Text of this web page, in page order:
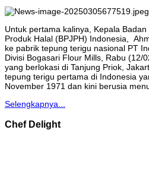
Untuk pertama kalinya, Kepala
Produk Halal (BPJPH) Indonesia,
ke pabrik tepung terigu nasional PT
Divisi Bogasari Flour Mills, Rabu (12/
yang berlokasi di Tanjung Priok,
tepung terigu pertama di Indonesia
November 1971 dan kini berusia
Selengkapnya...
Chef Delight